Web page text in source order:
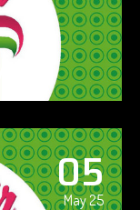
05
May 25